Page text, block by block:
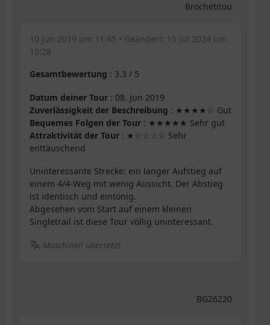
Brochetitou
10 Jun 2019 um 11:45 • Geändert: 15 Jul 2024 um
15:28
Gesamtbewertung : 3.3 / 5
Datum deiner Tour : 08. Jun 2019
Zuverlässigkeit der Beschreibung : ★★★★☆ Gut
Bequemes Folgen der Tour : ★★★★★ Sehr gut
Attraktivität der Tour : ★☆☆☆☆ Sehr
enttäuschend
Uninteressante Strecke: ein langer Aufstieg auf
einem 4/4-Weg mit wenig Aussicht. Der Abstieg
ist identisch und eintönig.
Abgesehen vom Start auf einem kleinen
Singletrail ist diese Tour völlig uninteressant.
Maschinell übersetzt
BG26220